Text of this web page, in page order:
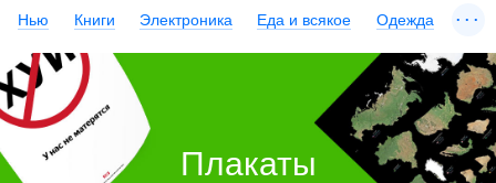
Нью Книги Электроника Еда и всякое Одежда ...
Плакаты